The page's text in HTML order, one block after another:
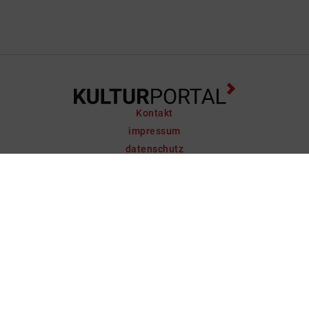
Kontakt
impressum
datenschutz